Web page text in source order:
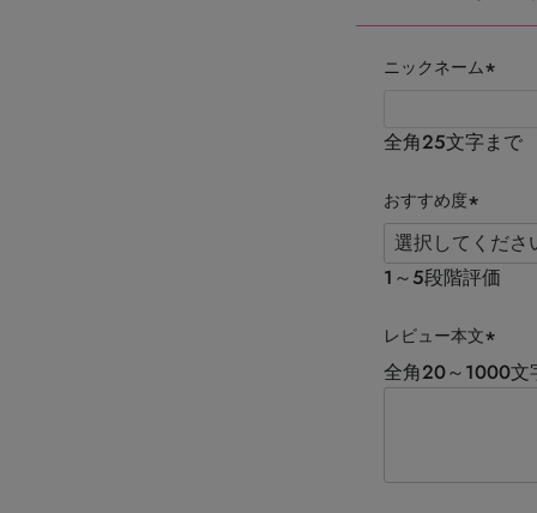
ニックネーム
全角25文字まで
おすすめ度
(必
須)
1～5段階評価
レビュー本文
(必
須)
全角20～1000文